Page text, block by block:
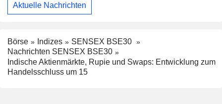
Aktuelle Nachrichten
Börse Indizes
SENSEX BSE30
Nachrichten SENSEX BSE30
Indische Aktienmärkte, Rupie und Swaps: Entwicklung zum
Handelsschluss um 15